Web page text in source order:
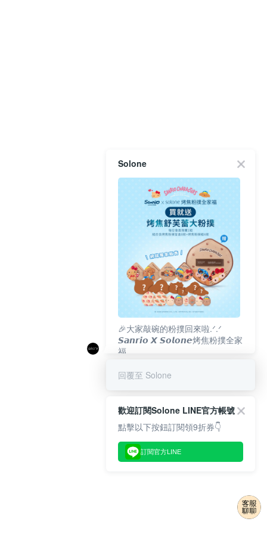
Solone
🎉大家敲碗的粉撲回來啦.ᐟ‪‪.ᐟ
𝙎𝙖𝙣𝙧𝙞𝙤 𝙓 𝙎𝙤𝙡𝙤𝙣𝙚烤焦粉撲全家
福
回覆至 Solone
歡迎訂閱Solone LINE官方帳號
點擊以下按鈕訂閱領9折券👇
訂閱官方LINE